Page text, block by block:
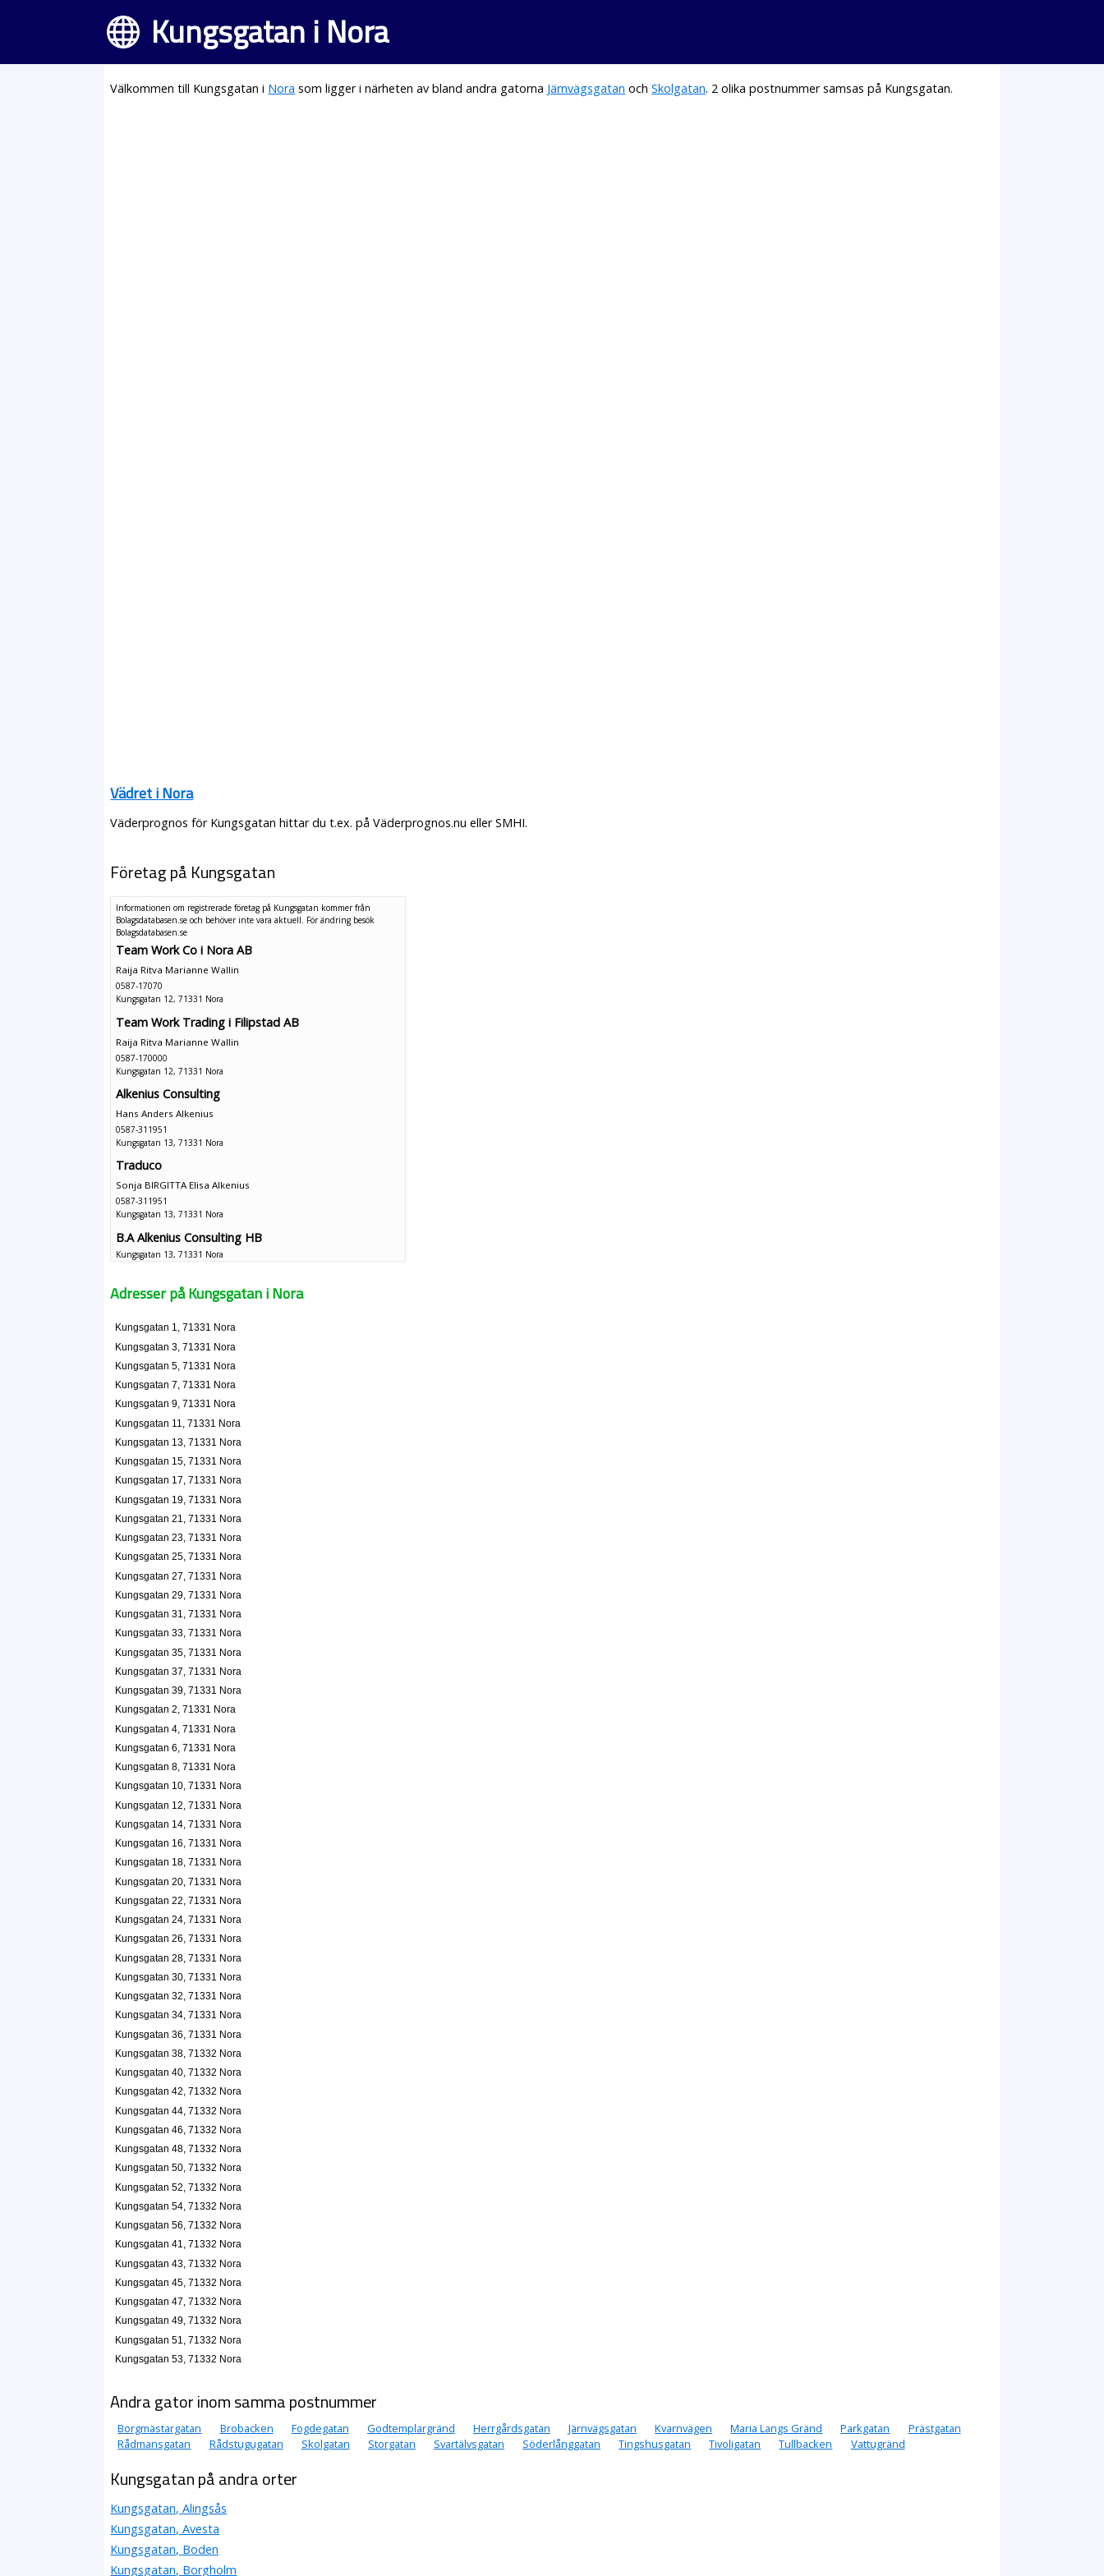
Kungsgatan i Nora
Välkommen till Kungsgatan i Nora som ligger i närheten av bland andra gatorna Järnvägsgatan ochSkolgatan. 2 olika postnummer samsas på Kungsgatan.
Vädret i Nora
Väderprognos för Kungsgatan hittar du t.ex. på Väderprognos.nu eller SMHI.
Företag på Kungsgatan
Informationen om registrerade företag på Kungsgatan kommer från
Bolagsdatabasen.se och behöver inte vara aktuell. För ändring besök
Bolagsdatabasen.se
Team Work Co i Nora AB
Raija Ritva Marianne Wallin
0587-17070
Kungsgatan 12, 71331 Nora
Team Work Trading i Filipstad AB
Raija Ritva Marianne Wallin
0587-170000
Kungsgatan 12, 71331 Nora
Alkenius Consulting
Hans Anders Alkenius
0587-311951
Kungsgatan 13, 71331 Nora
Traduco
Sonja BIRGITTA Elisa Alkenius
0587-311951
Kungsgatan 13, 71331 Nora
B.A Alkenius Consulting HB
Kungsgatan 13, 71331 Nora
FA Elteknik
0587-25028
Levande Liv
Anna Ingela Irene Forsberg
0587-14724
Kungsgatan 15 C Lgh 1101, 71331 Nora
Järnvägsparken Konsultbyrå
0587-15566
Kungsgatan 18 Lgh 1101, 71331 Nora
Kogniviva AB
Eva Marie Jeanette Berglund
0493-34003
Kungsgatan 19, 71331 Nora
Nora Hemtextil Parti och Detalj AB
Björn Allan Grönkvist
0587-14192
Meimerx AB
Erik Plevnik
Kungsgatan 19 Lgh 1001, 71331 Nora
0587-12860
Kungsgatan 2, 71331 Nora
Nora Auktionskammare AB
Kurt Erik Hermansson
0587-10410
Kungsgatan 2, 71331 Nora
Autoimpact AB
Per Axel Vilhelm Anderberg
Kungsgatan 20 D, 71331 Nora
QEM Consulting Anderberg & Partners AB
Jan Gunnar Anderberg
0587-25940
Kungsgatan 20 D, 71331 Nora
Siv Helena Holmberg
Kungsgatan 21 E, 71331 Nora
Örebro Smådjursklinik AB
Sven Otto Salomon
019-261230
Kungsgatan 23, 71331 Nora
Hoffner, Ove
0587-10305
Kungsgatan 23 A Lgh 1101, 71331 Nora
Veikko Toivainen
0587-12922
Kungsgatan 24 B Lgh 1101, 71331 Nora
BRF Stegsinkan
Kurt Lennart Kjellin
Kungsgatan 27 D, 71331 Nora
Gun-Britt Olsson
076-8155441
Kungsgatan 28, 71331 Nora
Lagunos AB
Lars Olof Olsson
Ragnars fönsterputs och golvvård
Tobias David Ragnarsson
Kungsgatan 29 A, 71331 Nora
Per-Olov Quick
019-303074
Kungsgatan 29 B Lgh 1102, 71331 Nora
L.H. Byggservice Nora
Lars Erling Holmqvist
Adresser på Kungsgatan i Nora
Kungsgatan 1, 71331 Nora
Kungsgatan 3, 71331 Nora
Kungsgatan 5, 71331 Nora
Kungsgatan 7, 71331 Nora
Kungsgatan 9, 71331 Nora
Kungsgatan 11, 71331 Nora
Kungsgatan 13, 71331 Nora
Kungsgatan 15, 71331 Nora
Kungsgatan 17, 71331 Nora
Kungsgatan 19, 71331 Nora
Kungsgatan 21, 71331 Nora
Kungsgatan 23, 71331 Nora
Kungsgatan 25, 71331 Nora
Kungsgatan 27, 71331 Nora
Kungsgatan 29, 71331 Nora
Kungsgatan 31, 71331 Nora
Kungsgatan 33, 71331 Nora
Kungsgatan 35, 71331 Nora
Kungsgatan 37, 71331 Nora
Kungsgatan 39, 71331 Nora
Kungsgatan 2, 71331 Nora
Kungsgatan 4, 71331 Nora
Kungsgatan 6, 71331 Nora
Kungsgatan 8, 71331 Nora
Kungsgatan 10, 71331 Nora
Kungsgatan 12, 71331 Nora
Kungsgatan 14, 71331 Nora
Kungsgatan 16, 71331 Nora
Kungsgatan 18, 71331 Nora
Kungsgatan 20, 71331 Nora
Kungsgatan 22, 71331 Nora
Kungsgatan 24, 71331 Nora
Kungsgatan 26, 71331 Nora
Kungsgatan 28, 71331 Nora
Kungsgatan 30, 71331 Nora
Kungsgatan 32, 71331 Nora
Kungsgatan 34, 71331 Nora
Kungsgatan 36, 71331 Nora
Kungsgatan 38, 71332 Nora
Kungsgatan 40, 71332 Nora
Kungsgatan 42, 71332 Nora
Kungsgatan 44, 71332 Nora
Kungsgatan 46, 71332 Nora
Kungsgatan 48, 71332 Nora
Kungsgatan 50, 71332 Nora
Kungsgatan 52, 71332 Nora
Kungsgatan 54, 71332 Nora
Kungsgatan 56, 71332 Nora
Kungsgatan 41, 71332 Nora
Kungsgatan 43, 71332 Nora
Kungsgatan 45, 71332 Nora
Kungsgatan 47, 71332 Nora
Kungsgatan 49, 71332 Nora
Kungsgatan 51, 71332 Nora
Kungsgatan 53, 71332 Nora
Andra gator inom samma postnummer
Borgmästargatan Brobacken Fogdegatan Godtemplargränd Herrgårdsgatan Järnvägsgatan Kvarnvägen Maria Langs Gränd Parkgatan
Prästgatan
Rådmansgatan
Rådstugugatan Skolgatan Storgatan Svartälvsgatan Söderlånggatan Tingshusgatan Tivoligatan Tullbacken Vattugränd
Kungsgatan på andra orter
Kungsgatan, Alingsås
Kungsgatan, Avesta
Kungsgatan, Boden
Kungsgatan, Borgholm